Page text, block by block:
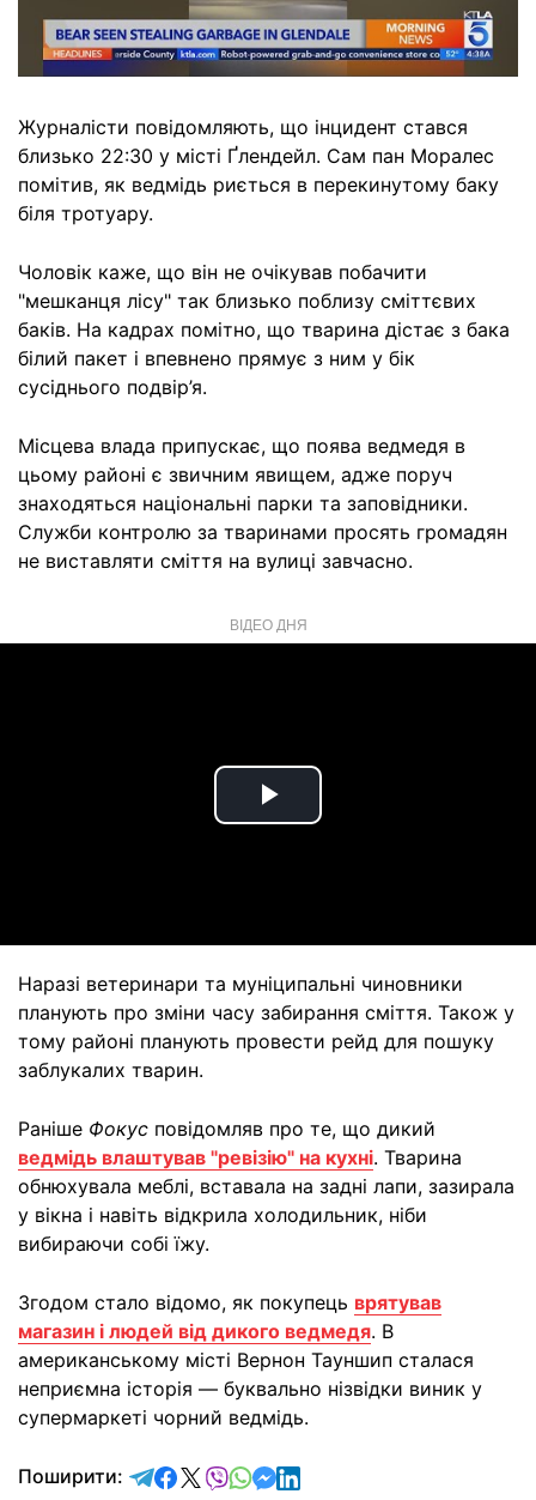
Журналісти повідомляють, що інцидент стався
близько 22:30 у місті Ґлендейл. Сам пан Моралес
помітив, як ведмідь риється в перекинутому баку
біля тротуару.
Чоловік каже, що він не очікував побачити
"мешканця лісу" так близько поблизу сміттєвих
баків. На кадрах помітно, що тварина дістає з бака
білий пакет і впевнено прямує з ним у бік
сусіднього подвір’я.
Місцева влада припускає, що поява ведмедя в
цьому районі є звичним явищем, адже поруч
знаходяться національні парки та заповідники.
Служби контролю за тваринами просять громадян
не виставляти сміття на вулиці завчасно.
ВІДЕО ДНЯ
Play
Наразі ветеринари та муніципальні чиновники
планують про зміни часу забирання сміття. Також у
тому районі планують провести рейд для пошуку
заблукалих тварин.
Раніше Фокус повідомляв про те, що дикий
ведмідь влаштував "ревізію" на кухні. Тварина
обнюхувала меблі, вставала на задні лапи, зазирала
у вікна і навіть відкрила холодильник, ніби
вибираючи собі їжу.
Згодом стало відомо, як покупець врятував
магазин і людей від дикого ведмедя. В
американському місті Вернон Тауншип сталася
неприємна історія — буквально нізвідки виник у
супермаркеті чорний ведмідь.
Поширити: відправити у Telegram
поділитись у Facebook
поділитись у X
відправити у Viber
відправити у Whatsapp
відправити у Messenger
відправити у LinkedIn